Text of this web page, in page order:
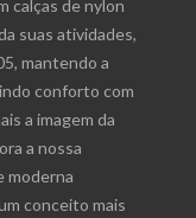
calças de nylon
suas atividades,
mantendo a
conforto com
a imagem da
a nossa
moderna
conceito mais